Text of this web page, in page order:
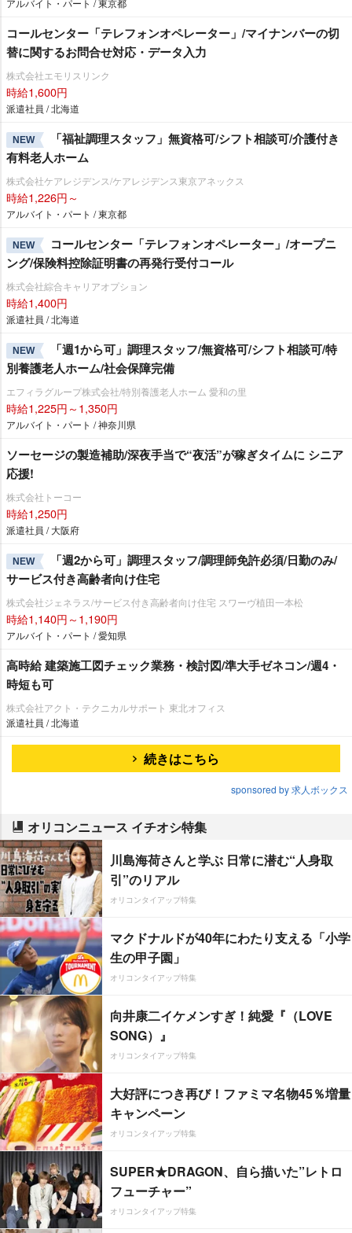
アルバイト・パート / 東京都
コールセンター「テレフォンオペレーター」/マイナンバーの切
替に関するお問合せ対応・データ入力
株式会社エモリスリンク
時給1,600円
派遣社員 / 北海道
NEW
「福祉調理スタッフ」無資格可/シフト相談可/介護付き
有料老人ホーム
株式会社ケアレジデンス/ケアレジデンス東京アネックス
時給1,226円～
アルバイト・パート / 東京都
NEW
コールセンター「テレフォンオペレーター」/オープニ
ング/保険料控除証明書の再発行受付コール
株式会社綜合キャリアオプション
時給1,400円
派遣社員 / 北海道
NEW
「週1から可」調理スタッフ/無資格可/シフト相談可/特
別養護老人ホーム/社会保障完備
エフィラグループ株式会社/特別養護老人ホーム 愛和の里
時給1,225円～1,350円
アルバイト・パート / 神奈川県
ソーセージの製造補助/深夜手当で“夜活”が稼ぎタイムに シニア
応援!
株式会社トーコー
時給1,250円
派遣社員 / 大阪府
NEW
「週2から可」調理スタッフ/調理師免許必須/日勤のみ/
サービス付き高齢者向け住宅
株式会社ジェネラス/サービス付き高齢者向け住宅 スワーヴ植田一本松
時給1,140円～1,190円
アルバイト・パート / 愛知県
高時給 建築施工図チェック業務・検討図/準大手ゼネコン/週4・
時短も可
株式会社アクト・テクニカルサポート 東北オフィス
派遣社員 / 北海道
続きはこちら
sponsored by 求人ボックス
オリコンニュース イチオシ特集
川島海荷さんと学ぶ 日常に潜む“人身取
引”のリアル
オリコンタイアップ特集
マクドナルドが40年にわたり支える「小学
生の甲子園」
オリコンタイアップ特集
向井康二イケメンすぎ！純愛『（LOVE
SONG）』
オリコンタイアップ特集
大好評につき再び！ファミマ名物45％増量
キャンペーン
オリコンタイアップ特集
SUPER★DRAGON、自ら描いた”レトロ
フューチャー”
オリコンタイアップ特集